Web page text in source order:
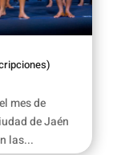
mes de
de Jaén
las...